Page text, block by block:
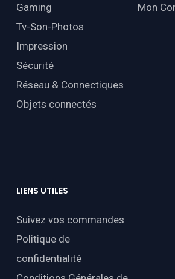
Gaming
Tv-Son-Photos
Impression
Sécurité
Réseau & Connectiques
Objets connectés
Mon
LIENS UTILES
Suivez vos commandes
Politique de
confidentialité